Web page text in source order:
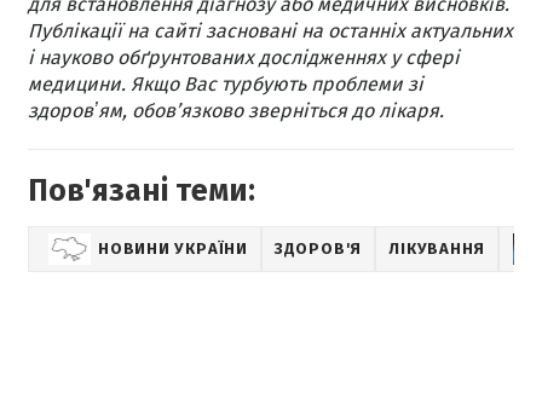
Публікації на сайті засновані на останніх актуальних
і науково обґрунтованих дослідженнях у сфері
медицини. Якщо Вас турбують проблеми зі
здоровʼям, обов’язково зверніться до лікаря.
Пов'язані теми:
НОВИНИ УКРАЇНИ ЗДОРОВ'Я ЛІКУВАННЯ